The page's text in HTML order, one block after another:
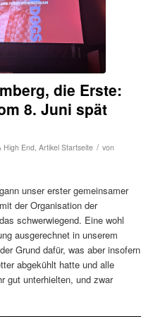
die Erste:
8. Juni spät
High End, Artikel Startseite / von
unser erster gemeinsamer
der Organisation der
schwerwiegend. Eine wohl
ausgerechnet in unserem
Grund dafür, was aber insofern
abgekühlt hatte und alle
gut unterhielten, und zwar